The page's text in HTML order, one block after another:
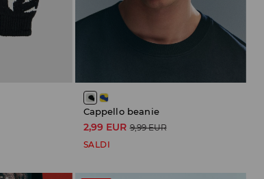
Cappello beanie
2,99 EUR 9,99 EUR
SALDI